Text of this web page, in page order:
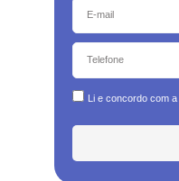
Li e concordo com a